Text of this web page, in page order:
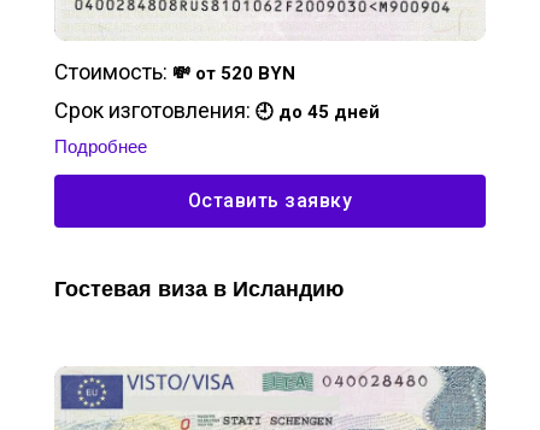
Стоимость: 💸 от 520 BYN
Срок изготовления: 🕘 до 45 дней
Подробнее
Оставить заявку
Гостевая виза в Исландию